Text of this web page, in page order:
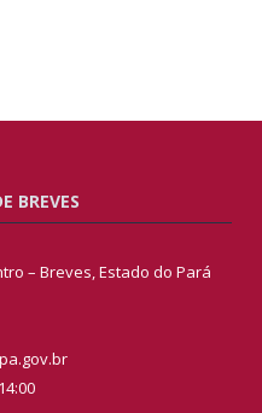
BREVES
– Breves, Estado do Pará